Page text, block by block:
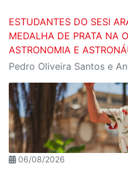
ESTUDANTES DO SESI
MEDALHA DE PRATA NA
ASTRONOMIA E
06/08/2026